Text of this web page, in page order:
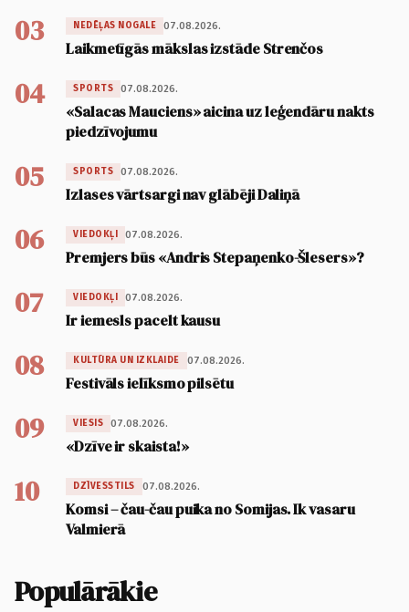
03 NEDĒĻAS NOGALE 07.08.2026.
Laikmetīgās mākslas izstāde Strenčos
04 SPORTS 07.08.2026.
«Salacas Mauciens» aicina uz leģendāru nakts
piedzīvojumu
05 SPORTS 07.08.2026.
Izlases vārtsargi nav glābēji Daliņā
06 VIEDOKĻI 07.08.2026.
Premjers būs «Andris Stepaņenko-Šlesers»?
07 VIEDOKĻI 07.08.2026.
Ir iemesls pacelt kausu
08 KULTŪRA UN IZKLAIDE 07.08.2026.
Festivāls ielīksmo pilsētu
09 VIESIS 07.08.2026.
«Dzīve ir skaista!»
10 DZĪVESSTILS 07.08.2026.
Komsi – čau-čau puika no Somijas. Ik vasaru
Valmierā
Populārākie